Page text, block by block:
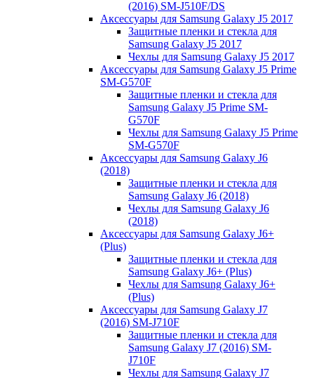
(2016) SM-J510F/DS
Аксессуары для Samsung Galaxy J5 2017
Защитные пленки и стекла для
Samsung Galaxy J5 2017
Чехлы для Samsung Galaxy J5 2017
Аксессуары для Samsung Galaxy J5 Prime
SM-G570F
Защитные пленки и стекла для
Samsung Galaxy J5 Prime SM-
G570F
Чехлы для Samsung Galaxy J5 Prime
SM-G570F
Аксессуары для Samsung Galaxy J6
(2018)
Защитные пленки и стекла для
Samsung Galaxy J6 (2018)
Чехлы для Samsung Galaxy J6
(2018)
Аксессуары для Samsung Galaxy J6+
(Plus)
Защитные пленки и стекла для
Samsung Galaxy J6+ (Plus)
Чехлы для Samsung Galaxy J6+
(Plus)
Аксессуары для Samsung Galaxy J7
(2016) SM-J710F
Защитные пленки и стекла для
Samsung Galaxy J7 (2016) SM-
J710F
Чехлы для Samsung Galaxy J7